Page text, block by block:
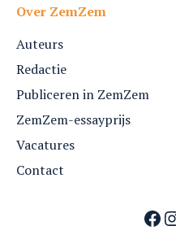
Over ZemZem
Auteurs
Redactie
Publiceren in ZemZem
ZemZem-essayprijs
Vacatures
Contact